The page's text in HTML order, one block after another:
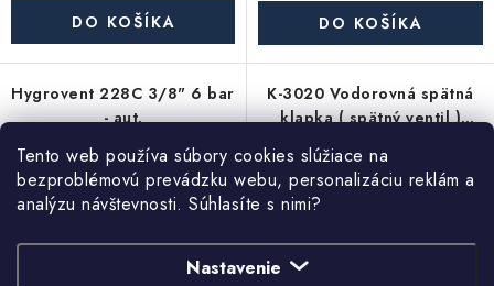
Tento web používa súbory cookies slúžiace na
bezproblémovú prevádzku webu, personalizáciu reklám a
analýzu návštevnosti. Súhlasíte s nimi?
Nastavenie
DO KOŠÍKA DO KOŠÍKA
Hygrovent 228C 3/8" 6 bar
- aut.
K-3020 Vodorovná spätná
klapka ( spätný ventil )
plávajúca, mosadz DN20
3/4"